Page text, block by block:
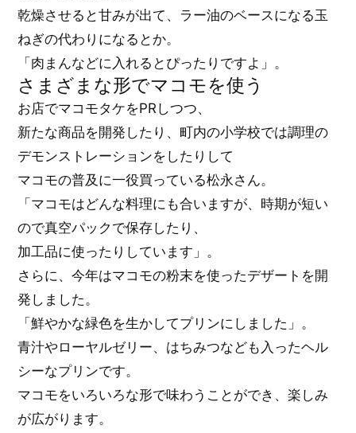
乾燥させると甘みが出て、ラー油のベースになる玉
ねぎの代わりになるとか。
「肉まんなどに入れるとぴったりですよ」。
さまざまな形でマコモを使う
お店でマコモタケをPRしつつ、
新たな商品を開発したり、町内の小学校では調理の
デモンストレーションをしたりして
マコモの普及に一役買っている松永さん。
「マコモはどんな料理にも合いますが、時期が短い
ので真空パックで保存したり、
加工品に使ったりしています」。
さらに、今年はマコモの粉末を使ったデザートを開
発しました。
「鮮やかな緑色を生かしてプリンにしました」。
青汁やローヤルゼリー、はちみつなども入ったヘル
シーなプリンです。
マコモをいろいろな形で味わうことができ、楽しみ
が広がります。